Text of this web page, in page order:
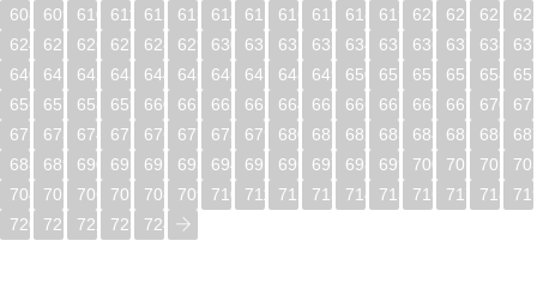
608
609 610 611 612 613 614 615 616 617 618 619 620 621 622
624
625 626 627 628 629 630 631 632 633 634 635 636 637 638
640
641 642 643 644 645 646 647 648 649 650 651 652 653 654
656
657 658 659 660 661 662 663 664 665 666 667 668 669 670
672
673 674 675 676 677 678 679 680 681 682 683 684 685 686
688
689 690 691 692 693 694 695 696 697 698 699 700 701 702
704
705 706 707 708 709 710 711 712 713 714 715 716 717 718
720
721 722 723 724